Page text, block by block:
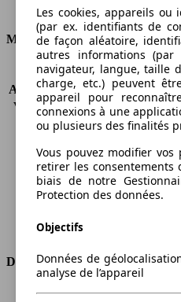
Consommation
Moteur et Puissance
KW (CH)
103
Accélération (0-100 km/h) 14.6s
Vitesse maximale (km/h) 170
Nombre de vitesses
5
Cylindrée
2497
Carburant
Diesel
Cylindres
4
Type de traction
Dimensions
Longueur
Les cookies, appareils
(par ex. identifiants de
de façon aléatoire,
autres informations
navigateur, langue, taille
charge, etc.) peuvent
appareil pour
connexions à une
ou plusieurs des finalités
Vous pouvez modifier
retirer les consentements
biais de notre
Protection des données.
Objectifs
Données de
analyse de l’appareil